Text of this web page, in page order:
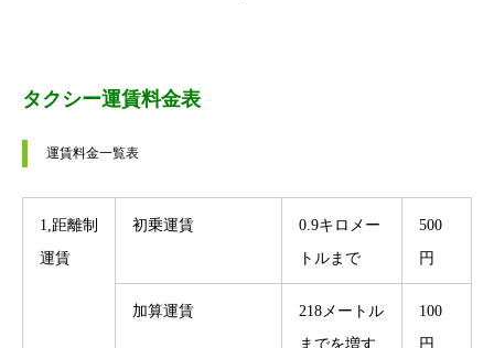
タクシー運賃料金表
運賃料金一覧表
1,距離制
運賃
初乗運賃
0.9キロメー
トルまで
500
円
加算運賃
218メートル
までを増す
100
円